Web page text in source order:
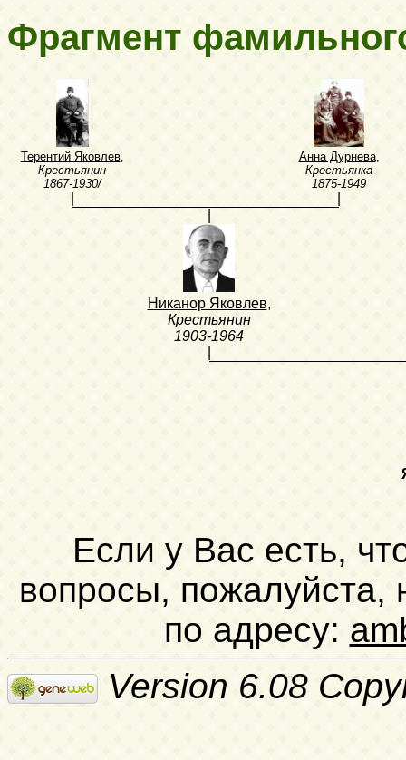
Фрагмент
Терентий Яковлев,
Крестьянин
1867-1930/
Анна Дурнева,
Крестьянка
1875-1949
Никанор Яковлев,
Крестьянин
1903-1964
Если у Вас есть,
вопросы, пожалуйста,
по адресу:
Version 6.08